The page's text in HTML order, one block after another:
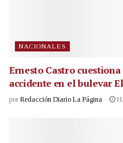
NACIONALES
Ernesto Castro
accidente en el bulevar
por Redacción Diario La Página